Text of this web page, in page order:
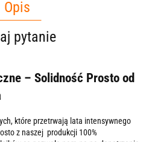
Opis
pytanie
– Solidność Prosto od
które przetrwają lata intensywnego
z naszej produkcji 100%